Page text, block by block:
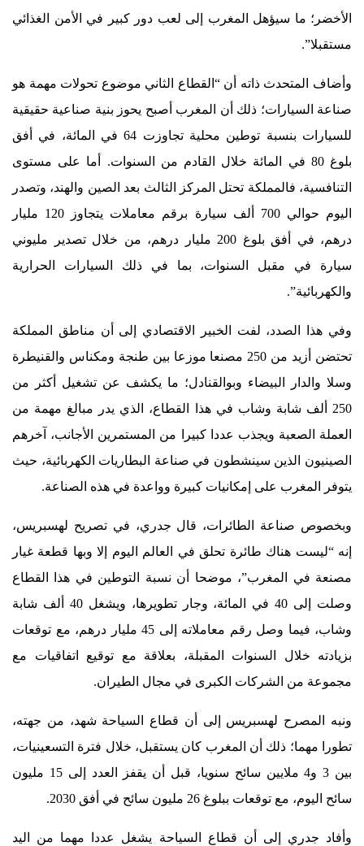
الأخضر؛ ما سيؤهل المغرب إلى لعب دور كبير في الأمن الغذائي
مستقبلا”.
وأضاف المتحدث ذاته أن “القطاع الثاني موضوع تحولات مهمة هو
صناعة السيارات؛ ذلك أن المغرب أصبح يحوز بنية صناعية حقيقية
للسيارات بنسبة توطين محلية تجاوزت 64 في المائة، في أفق
بلوغ 80 في المائة خلال القادم من السنوات. أما على مستوى
التنافسية، فالمملكة تحتل المركز الثالث بعد الصين والهند، وتصدر
اليوم حوالي 700 ألف سيارة برقم معاملات يتجاوز 120 مليار
درهم، في أفق بلوغ 200 مليار درهم، من خلال تصدير مليوني
سيارة في مقبل السنوات، بما في ذلك السيارات الحرارية
والكهربائية”.
وفي هذا الصدد، لفت الخبير الاقتصادي إلى أن مناطق المملكة
تحتضن أزيد من 250 مصنعا موزعا بين طنجة ومكناس والقنيطرة
وسلا والدار البيضاء وبوالقنادل؛ ما يكشف عن تشغيل أكثر من
250 ألف شابة وشاب في هذا القطاع، الذي يدر مبالغ مهمة من
العملة الصعبة ويجذب عددا كبيرا من المستمرين الأجانب، آخرهم
الصينيون الذين سينشطون في صناعة البطاريات الكهربائية، حيث
يتوفر المغرب على إمكانيات كبيرة وواعدة في هذه الصناعة.
وبخصوص صناعة الطائرات، قال جدري، في تصريح لهسبريس،
إنه “ليست هناك طائرة تحلق في العالم اليوم إلا وبها قطعة غيار
مصنعة في المغرب”، موضحا أن نسبة التوطين في هذا القطاع
وصلت إلى 40 في المائة، وجار تطويرها، ويشغل 40 ألف شابة
وشاب، فيما وصل رقم معاملاته إلى 45 مليار درهم، مع توقعات
بزيادته خلال السنوات المقبلة، بعلاقة مع توقيع اتفاقيات مع
مجموعة من الشركات الكبرى في مجال الطيران.
ونبه المصرح لهسبريس إلى أن قطاع السياحة شهد، من جهته،
تطورا مهما؛ ذلك أن المغرب كان يستقبل، خلال فترة التسعينيات،
بين 3 و4 ملايين سائح سنويا، قبل أن يقفز العدد إلى 15 مليون
سائح اليوم، مع توقعات ببلوغ 26 مليون سائح في أفق 2030.
وأفاد جدري إلى أن قطاع السياحة يشغل عددا مهما من اليد